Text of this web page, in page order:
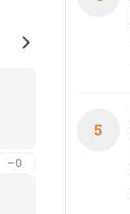
–0
5